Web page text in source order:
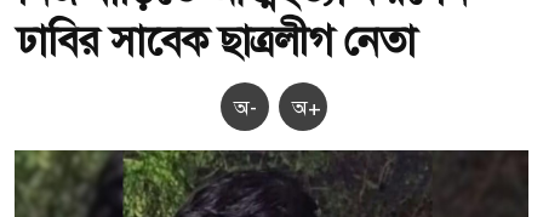
ঢাবির সাবেক ছাত্রলীগ নেতা
অ- অ+